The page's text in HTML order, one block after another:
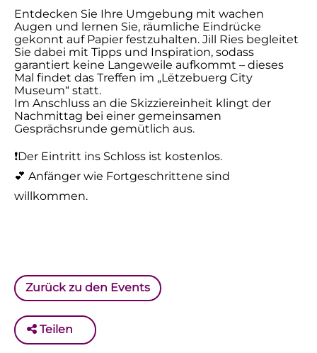
Entdecken Sie Ihre Umgebung mit wachen
Augen und lernen Sie, räumliche Eindrücke
gekonnt auf Papier festzuhalten. Jill Ries begleitet
Sie dabei mit Tipps und Inspiration, sodass
garantiert keine Langeweile aufkommt – dieses
Mal findet das Treffen im „Lëtzebuerg City
Museum“ statt.
Im Anschluss an die Skizziereinheit klingt der
Nachmittag bei einer gemeinsamen
Gesprächsrunde gemütlich aus.
❗️Der Eintritt ins Schloss ist kostenlos.
💕 Anfänger wie Fortgeschrittene sind
willkommen.
Zurück zu den Events
Teilen